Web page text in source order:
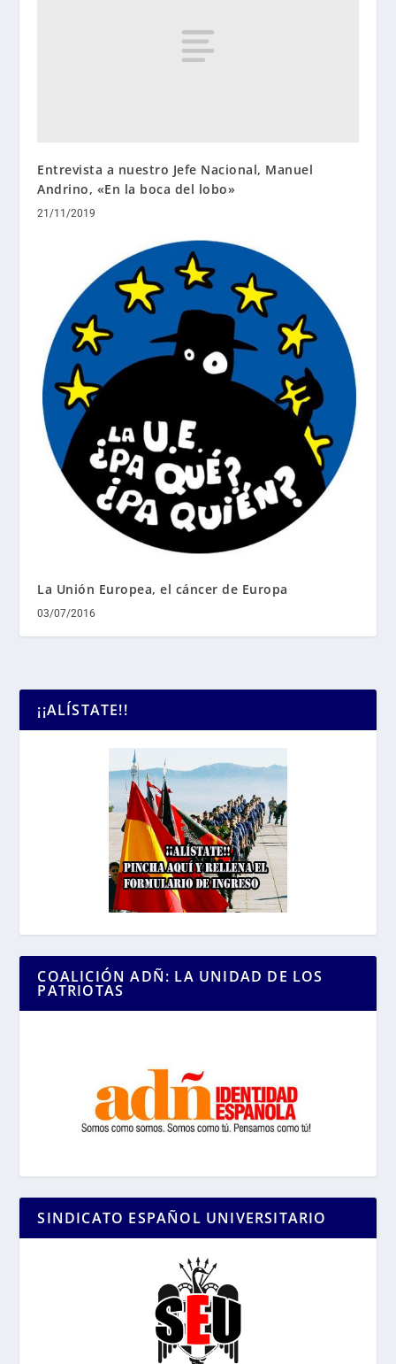
Entrevista a nuestro Jefe Nacional, Manuel
Andrino, «En la boca del lobo»
21/11/2019
La Unión Europea, el cáncer de Europa
03/07/2016
¡¡ALÍSTATE!!
COALICIÓN ADÑ: LA UNIDAD DE LOS
PATRIOTAS
SINDICATO ESPAÑOL UNIVERSITARIO